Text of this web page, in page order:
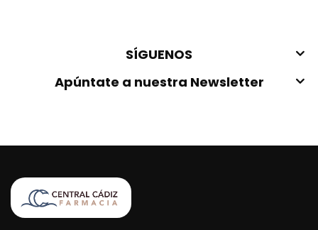
SÍGUENOS
Apúntate a nuestra Newsletter